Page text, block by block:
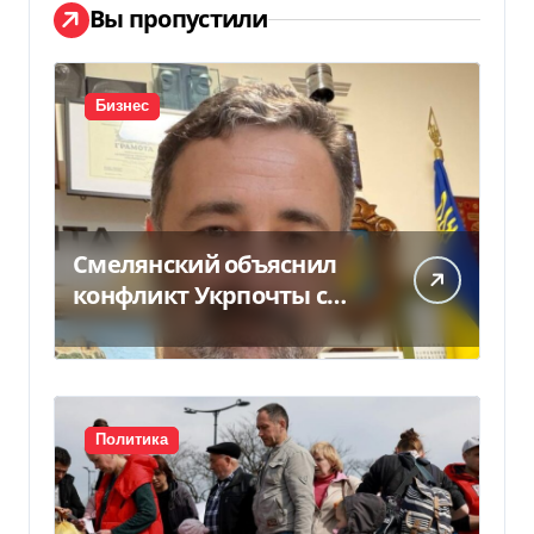
Вы пропустили
Бизнес
Смелянский объяснил
конфликт Укрпочты с
НБУ из-за платежек
Политика